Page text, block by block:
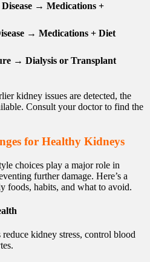
→ Medications +
→ Medications + Diet
→ Dialysis or Transplant
kidney issues are detected, the
Consult your doctor to find the
for Healthy Kidneys
choices play a major role in
further damage. Here’s a
foods, habits, and what to avoid.
kidney stress, control blood